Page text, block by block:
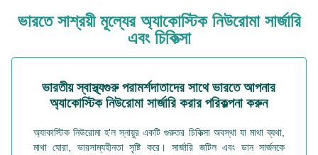
ভারতে সাশ্রয়ী মূল্যের অ্যাকোস্টিক নিউরোমা সার্জারি
এবং চিকিত্সা
ভারতীয় স্বাস্থ্যগুরু পরামর্শদাতাদের সাথে ভারতে আপনার
অ্যাকোস্টিক নিউরোমা সার্জারি করার পরিকল্পনা করুন
অ্যাকাস্টিক নিউরোমা হ'ল স্নায়ুর একটি গুরুতর চিকিত্সা অবস্থা যা মাথা ব্যথা,
মাথা ঘোরা, ভারসাম্যহীনতা সৃষ্টি করে। সার্জারি জটিল এবং ডান সার্জনকে